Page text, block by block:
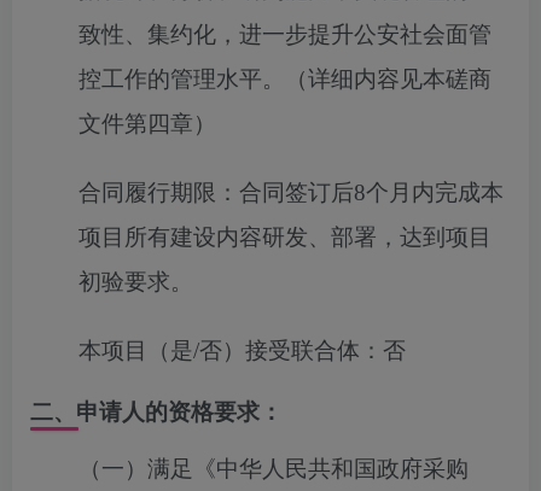
致性、集约化，进一步提升公安社会面管
控工作的管理水平。
（详细内容见本磋商
文件第四章）
合同履行期限： 合同签订后8个月内完成本
项目所有建设内容研发、部署，达到项目
初验要求。
本项目（是/否）接受联合体： 否
二、申请人的资格要求：
（一）满足《中华人民共和国政府采购